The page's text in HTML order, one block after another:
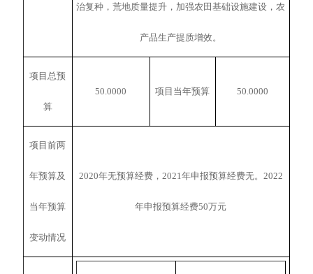
治复种，荒地质量提升，加强农田基础设施建设，农
产品生产提质增效。
项目总预
算
50.0000 项目当年预算 50.0000
项目前两
年预算及
当年预算
变动情况
2020年无预算经费，2021年申报预算经费无。2022
年申报预算经费50万元